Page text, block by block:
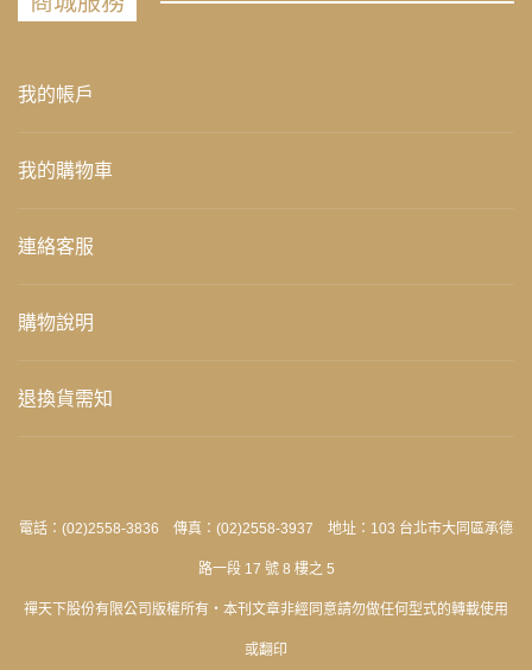
我的帳戶
我的購物車
連絡客服
購物說明
退換貨需知
電話：(02)2558-3836 傳真：(02)2558-3937 地址：103 台北市大同區承德
路一段 17 號 8 樓之 5
禪天下股份有限公司版權所有‧本刊文章非經同意請勿做任何型式的轉載使用
或翻印